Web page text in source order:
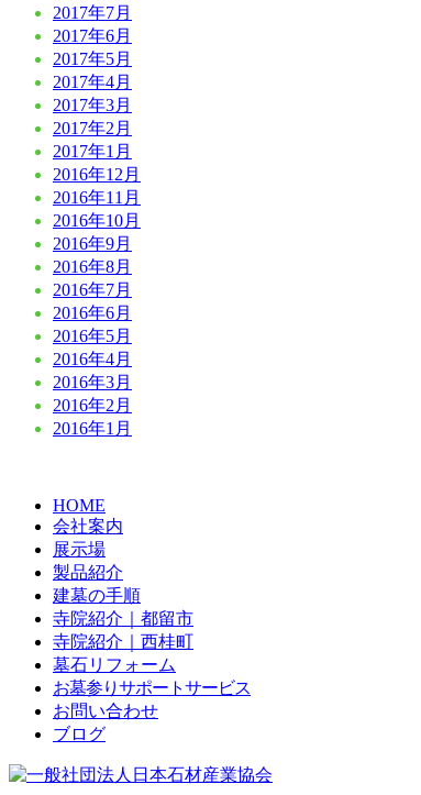
2017年7月
2017年6月
2017年5月
2017年4月
2017年3月
2017年2月
2017年1月
2016年12月
2016年11月
2016年10月
2016年9月
2016年8月
2016年7月
2016年6月
2016年5月
2016年4月
2016年3月
2016年2月
2016年1月
HOME
会社案内
展示場
製品紹介
建墓の手順
寺院紹介｜都留市
寺院紹介｜西桂町
墓石リフォーム
お墓参りサポートサービス
お問い合わせ
ブログ